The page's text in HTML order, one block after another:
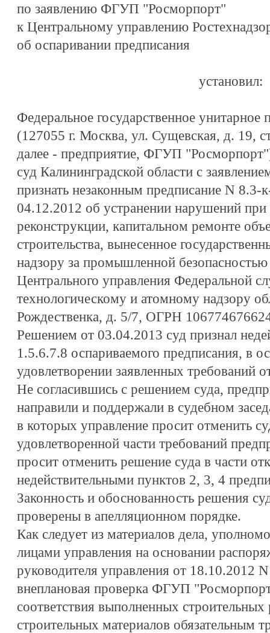
по заявлению ФГУП "Росморпорт"
к Центральному управлению
об оспаривании предписания
установил:
Федеральное государственное
(127055 г. Москва, ул. Сущевская, д. 19,
далее - предприятие, ФГУП
суд Калининградской области с
признать незаконным предписание N
04.12.2012 об устранении нарушений при
реконструкции, капитальном ремонте
строительства, вынесенное
надзору за промышленной
Центрального управления Федеральной
технологическому и атомному надзору
Рождественка, д. 5/7, ОГРН
Решением от 03.04.2013 суд признал
1.5.6.7.8 оспариваемого предписания, в
удовлетворении заявленных требований
Не согласившись с решением суда,
направили и поддержали в судебном
в которых управление просит отменить
удовлетворенной части требований
просит отменить решение суда в части
недействительными пунктов 2, 3, 4
Законность и обоснованность решения
проверены в апелляционном порядке.
Как следует из материалов дела,
лицами управления на основании
руководителя управления от 18.10.2012
внеплановая проверка ФГУП
соответствия выполненных
строительных материалов обязательным